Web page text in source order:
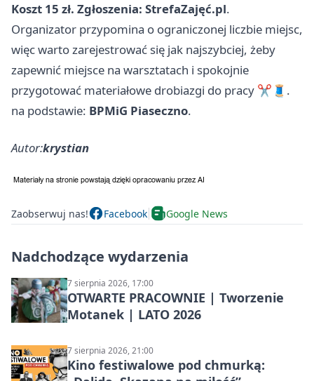
Koszt 15 zł. Zgłoszenia: StrefaZajęć.pl.
Organizator przypomina o ograniczonej liczbie miejsc,
więc warto zarejestrować się jak najszybciej, żeby
zapewnić miejsce na warsztatach i spokojnie
przygotować materiałowe drobiazgi do pracy ✂️🧵.
na podstawie: BPMiG Piaseczno.
Autor:krystian
Zaobserwuj nas! Facebook Google News
Nadchodzące wydarzenia
7 sierpnia 2026, 17:00
OTWARTE PRACOWNIE | Tworzenie
Motanek | LATO 2026
7 sierpnia 2026, 21:00
Kino festiwalowe pod chmurką: